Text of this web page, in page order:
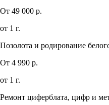
От 49 000 р.
от 1 г.
Позолота и родирование
От 4 990 р.
от 1 г.
Ремонт циферблата, цифр и